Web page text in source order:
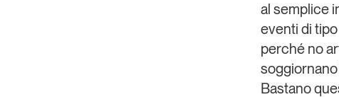
al semplice
eventi di
perché no
Bastano